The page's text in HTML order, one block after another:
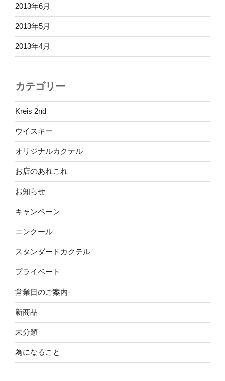
2013年6月
2013年5月
2013年4月
カテゴリー
Kreis 2nd
ウイスキー
オリジナルカクテル
お店のあれこれ
お知らせ
キャンペーン
コンクール
スタンダードカクテル
プライベート
営業日のご案内
新商品
未分類
為になること